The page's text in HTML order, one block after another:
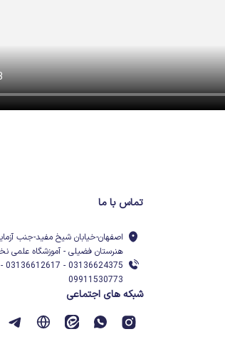
تماس با ما
اصفهان-خیابان شیخ مفید-جنب
هنرستان فضیلی - آموزشگاه علمی
09911530773
شبکه های اجتماعی